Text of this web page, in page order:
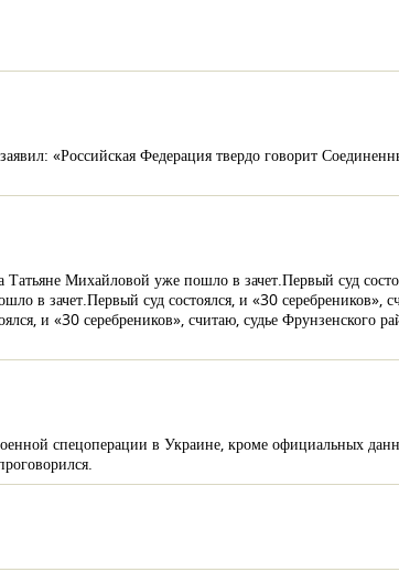
«Российская Федерация твердо говорит
Татьяне Михайловой уже пошло в зачет.Первый суд
в зачет.Первый суд состоялся, и «30 серебреников»,
и «30 серебреников», считаю, судье Фрунзенского
спецоперации в Украине, кроме официальных